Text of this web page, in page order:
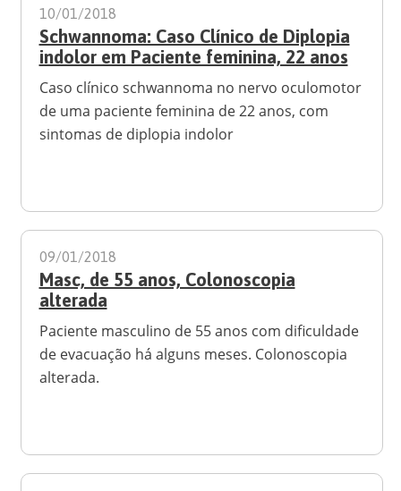
10/01/2018
Schwannoma: Caso Clínico de Diplopia
indolor em Paciente feminina, 22 anos
Caso clínico schwannoma no nervo oculomotor
de uma paciente feminina de 22 anos, com
sintomas de diplopia indolor
09/01/2018
Masc, de 55 anos, Colonoscopia
alterada
Paciente masculino de 55 anos com dificuldade
de evacuação há alguns meses. Colonoscopia
alterada.